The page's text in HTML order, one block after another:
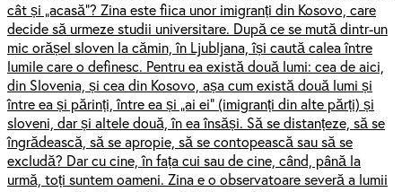
cât și „acasă”? Zina este fiica unor imigranți din Kosovo, care
decide să urmeze studii universitare. După ce se mută dintr-un
mic orășel sloven la cămin, în Ljubljana, își caută calea între
lumile care o definesc. Pentru ea există două lumi: cea de aici,
din Slovenia, și cea din Kosovo, așa cum există două lumi și
între ea și părinți, între ea și „ai ei” (imigranți din alte părți) și
sloveni, dar și altele două, în ea însăși. Să se distanțeze, să se
îngrădească, să se apropie, să se contopească sau să se
excludă? Dar cu cine, în fața cui sau de cine, când, până la
urmă, toți suntem oameni. Zina e o observatoare severă a lumii